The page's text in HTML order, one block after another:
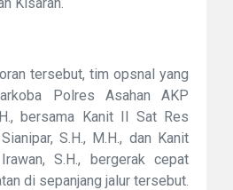
tersebut, tim opsnal yang
Polres Asahan AKP
bersama Kanit II Sat Res
S.H., M.H., dan Kanit
S.H., bergerak cepat
di sepanjang jalur tersebut.